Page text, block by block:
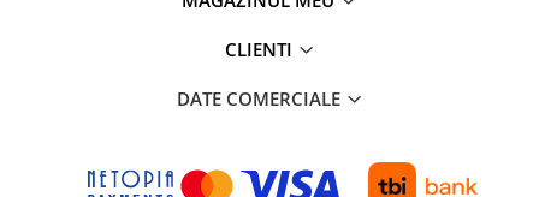
CLIENTI
DATE COMERCIALE